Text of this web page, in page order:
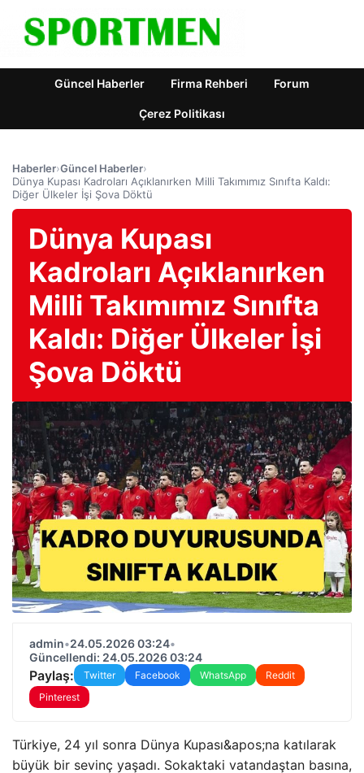
Güncel Haberler Firma Rehberi Forum
Çerez Politikası
Haberler›Güncel Haberler›
Dünya Kupası Kadroları Açıklanırken Milli Takımımız Sınıfta Kaldı:
Diğer Ülkeler İşi Şova Döktü
Dünya Kupası
Kadroları Açıklanırken
Milli Takımımız Sınıfta
Kaldı: Diğer Ülkeler İşi
Şova Döktü
admin•24.05.2026 03:24•
Güncellendi: 24.05.2026 03:24
Paylaş: Twitter Facebook WhatsApp
Reddit
Pinterest
Türkiye, 24 yıl sonra Dünya Kupası&apos;na katılarak
büyük bir sevinç yaşadı. Sokaktaki vatandaştan basına,